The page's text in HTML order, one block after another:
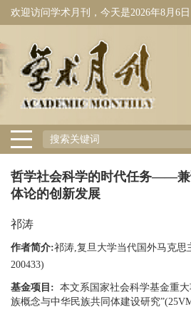
欢迎访问学术月刊，今天是2026年8月6
哲学社会科学的时代任务——兼
体论的创新发展
祁涛
作者简介:祁涛,复旦大学当代国外马克
200433)
基金项目: 本文系国家社会科学基金重
族概念与中华民族共同体建设研究